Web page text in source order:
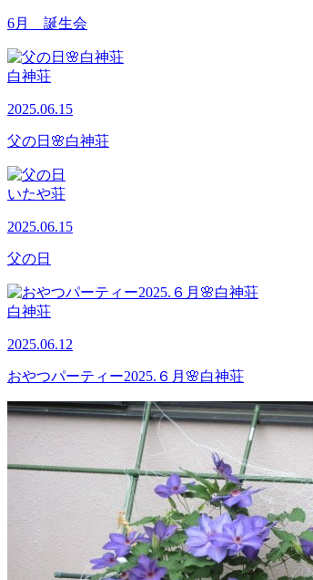
6月 誕生会
白神荘
2025.06.15
父の日🌸白神荘
いたや荘
2025.06.15
父の日
白神荘
2025.06.12
おやつパーティー2025.６月🌸白神荘